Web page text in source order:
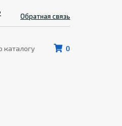
0
Обратная связь